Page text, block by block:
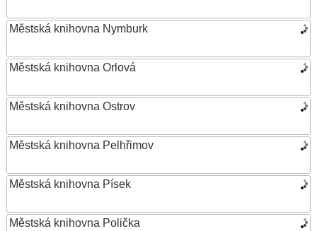
Městská knihovna Nymburk
Městská knihovna Orlová
Městská knihovna Ostrov
Městská knihovna Pelhřimov
Městská knihovna Písek
Městská knihovna Polička